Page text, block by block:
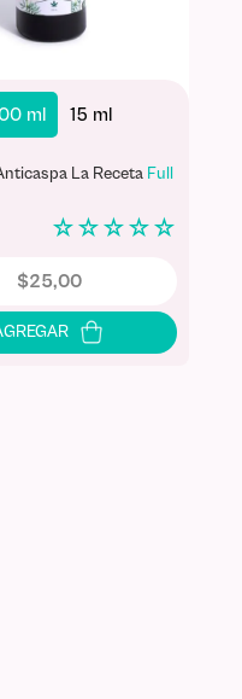
ml 15 ml
La Receta Full
☆ ☆ ☆ ☆ ☆
$25,00